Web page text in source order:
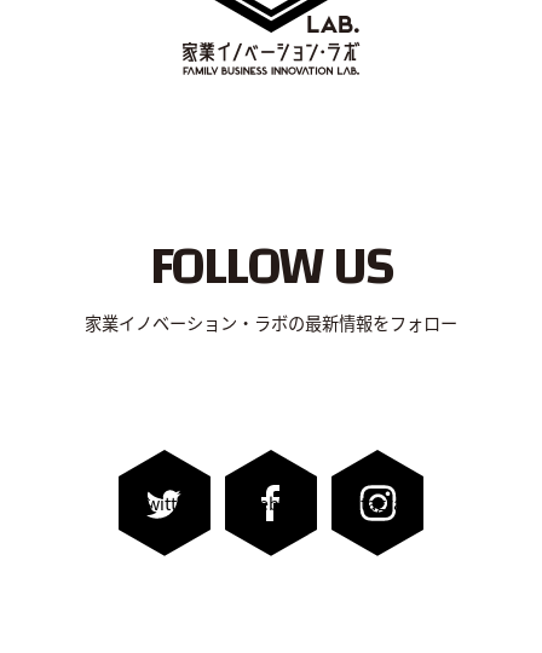
FOLLOW US
家業イノベーション・ラボの最新情報をフォロー
Twitter Facebook Instagram